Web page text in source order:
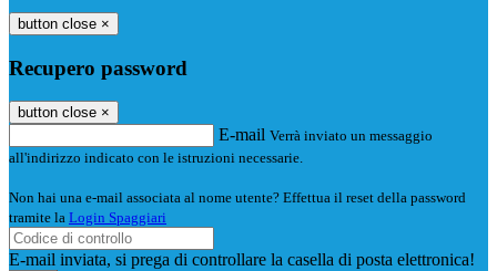
button close ×
Recupero password
button close ×
E-mail Verrà inviato un messaggio
all'indirizzo indicato con le istruzioni necessarie.
Non hai una e-mail associata al nome utente? Effettua il reset della password
tramite la Login Spaggiari
E-mail inviata, si prega di controllare la casella di posta elettronica!